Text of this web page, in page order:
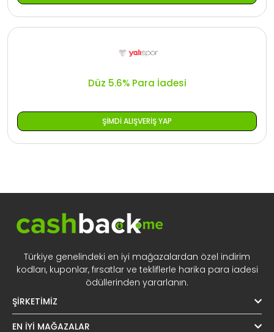
Düz 5.6% Para İadesi
ŞIMDI ALIŞVERIŞ YAP
Türkiye genelindeki en iyi mağazalardan özel indirim
kodları, kuponlar, fırsatlar ve tekliflerle harika para iadesi
ödüllerinden yararlanın.
ŞIRKETIMIZ
EN İYI MAĞAZALAR